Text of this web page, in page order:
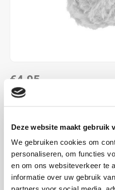
Deze website maakt gebruik
We gebruiken cookies om
personaliseren, om functies
en om ons websiteverkeer te
informatie over uw gebruik
€4,95
DIRECT LEVERBAAR
50 gram = 35 meter. Naalddikte:
DELEN: